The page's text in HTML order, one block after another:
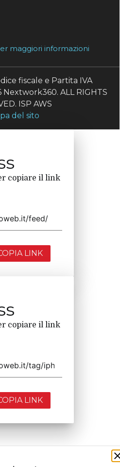
maggiori informazioni
fiscale e Partita IVA
ALL RIGHTS
ISP AWS
del sito
copiare il link
LINK
copiare il link
LINK